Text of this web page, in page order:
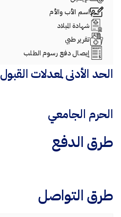
اسم الأب والأم
شهادة الميلاد
تقرير طبي
إيصال دفع رسوم الطلب
الحد الأدنى لمعدلات القبول
الحرم الجامعي
طرق الدفع
طرق التواصل